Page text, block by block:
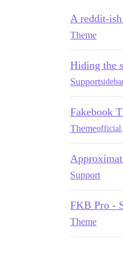
A reddit-
Theme
Hiding the
Support
Fakebook
Themeofficial,
Support
FKB Pro -
Theme